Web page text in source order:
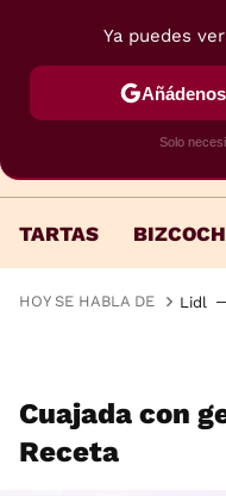
TARTAS
HOY SE HABLA DE Lidl
Cuajada con
Receta
Ya puedes
Solo